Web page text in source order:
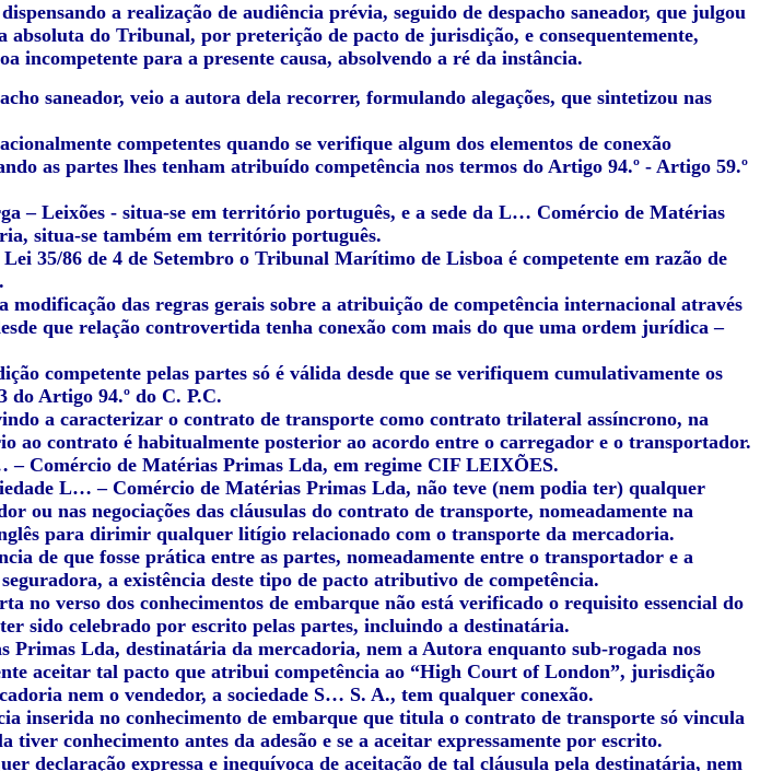
a realização de audiência prévia, seguido de despacho saneador, que julgou
absoluta do Tribunal, por preterição de pacto de jurisdição, e consequentemente,
incompetente para a presente causa, absolvendo a ré da instância.
saneador, veio a autora dela recorrer, formulando alegações, que sintetizou nas
competentes quando se verifique algum dos elementos de conexão
as partes lhes tenham atribuído competência nos termos do Artigo 94.º - Artigo 59.º
– Leixões - situa-se em território português, e a sede da L… Comércio de Matérias
situa-se também em território português.
35/86 de 4 de Setembro o Tribunal Marítimo de Lisboa é competente em razão de
modificação das regras gerais sobre a atribuição de competência internacional através
que relação controvertida tenha conexão com mais do que uma ordem jurídica –
competente pelas partes só é válida desde que se verifiquem cumulativamente os
do Artigo 94.º do C. P.C.
a caracterizar o contrato de transporte como contrato trilateral assíncrono, na
ao contrato é habitualmente posterior ao acordo entre o carregador e o transportador.
Comércio de Matérias Primas Lda, em regime CIF LEIXÕES.
L… – Comércio de Matérias Primas Lda, não teve (nem podia ter) qualquer
ou nas negociações das cláusulas do contrato de transporte, nomeadamente na
para dirimir qualquer litígio relacionado com o transporte da mercadoria.
de que fosse prática entre as partes, nomeadamente entre o transportador e a
a existência deste tipo de pacto atributivo de competência.
no verso dos conhecimentos de embarque não está verificado o requisito essencial do
sido celebrado por escrito pelas partes, incluindo a destinatária.
Lda, destinatária da mercadoria, nem a Autora enquanto sub-rogada nos
aceitar tal pacto que atribui competência ao “High Court of London”, jurisdição
nem o vendedor, a sociedade S… S. A., tem qualquer conexão.
inserida no conhecimento de embarque que titula o contrato de transporte só vincula
tiver conhecimento antes da adesão e se a aceitar expressamente por escrito.
declaração expressa e inequívoca de aceitação de tal cláusula pela destinatária, nem